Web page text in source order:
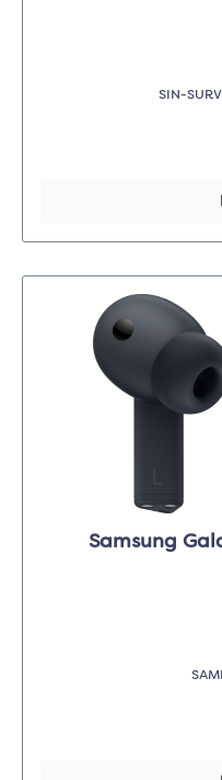
SIN-
Samsung